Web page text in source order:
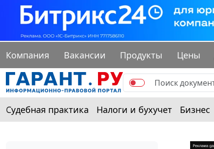
Компания Вакансии Продукты Цены
Судебная практика Налоги и бухучет Бизнес